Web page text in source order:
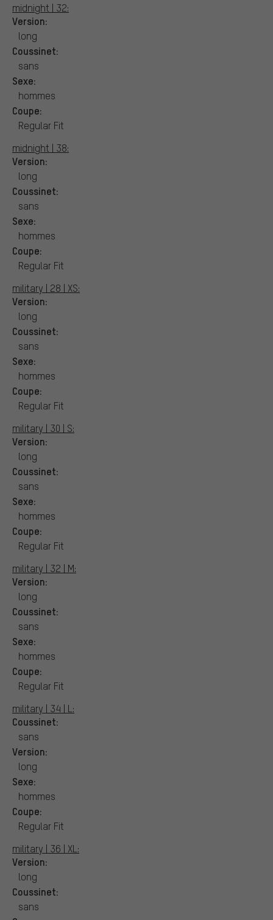
midnight | 32:
Version:
long
Coussinet:
sans
Sexe:
hommes
Coupe:
Regular Fit
midnight | 38:
Version:
long
Coussinet:
sans
Sexe:
hommes
Coupe:
Regular Fit
military | 28 | XS:
Version:
long
Coussinet:
sans
Sexe:
hommes
Coupe:
Regular Fit
military | 30 | S:
Version:
long
Coussinet:
sans
Sexe:
hommes
Coupe:
Regular Fit
military | 32 | M:
Version:
long
Coussinet:
sans
Sexe:
hommes
Coupe:
Regular Fit
military | 34 | L:
Coussinet:
sans
Version:
long
Sexe:
hommes
Coupe:
Regular Fit
military | 36 | XL:
Version:
long
Coussinet:
sans